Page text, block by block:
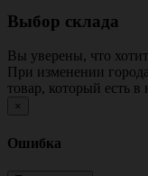
Выбор склада
Вы уверены, что
При изменении
товар, который есть
×
Ошибка